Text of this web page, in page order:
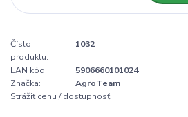
Číslo
produktu:
1032
EAN kód:
5906660101024
Značka:
AgroTeam
Strážiť cenu / dostupnosť